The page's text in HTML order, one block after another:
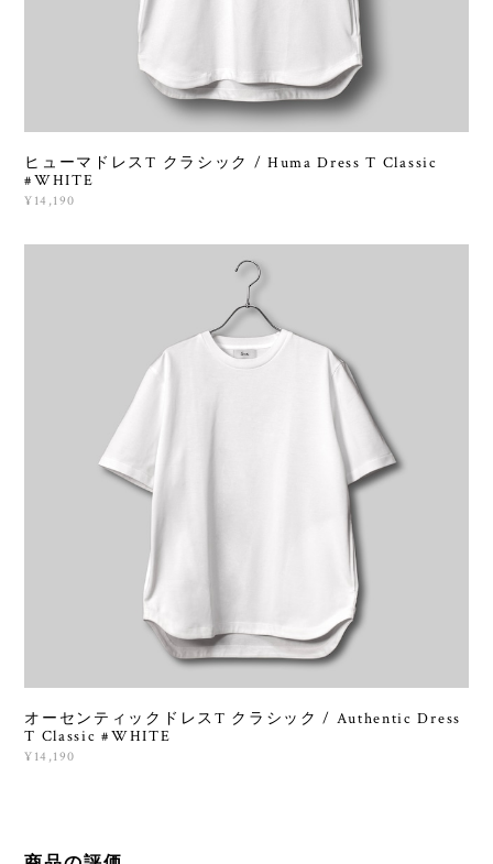
ヒューマドレスT クラシック / Huma Dress T Classic
#WHITE
¥14,190
オーセンティックドレスT クラシック / Authentic Dress
T Classic #WHITE
¥14,190